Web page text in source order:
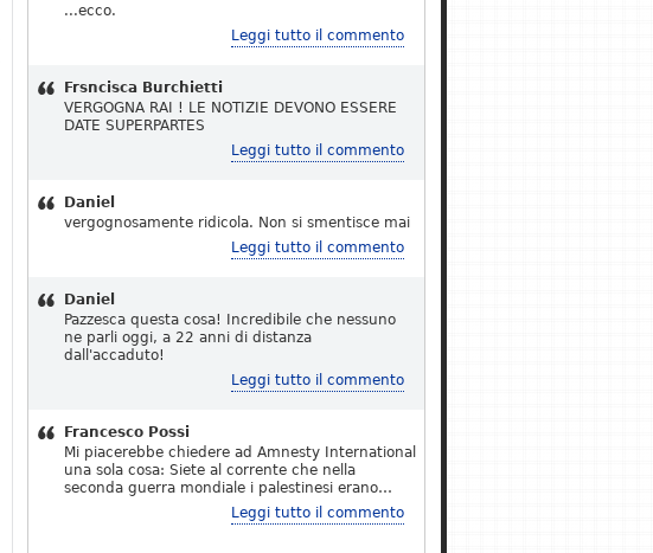
...ecco.
Leggi tutto il commento
Frsncisca Burchietti
VERGOGNA RAI ! LE NOTIZIE DEVONO ESSERE
DATE SUPERPARTES
Leggi tutto il commento
Daniel
vergognosamente ridicola. Non si smentisce mai
Leggi tutto il commento
Daniel
Pazzesca questa cosa! Incredibile che nessuno
ne parli oggi, a 22 anni di distanza
dall'accaduto!
Leggi tutto il commento
Francesco Possi
Mi piacerebbe chiedere ad Amnesty International
una sola cosa: Siete al corrente che nella
seconda guerra mondiale i palestinesi erano…
Leggi tutto il commento